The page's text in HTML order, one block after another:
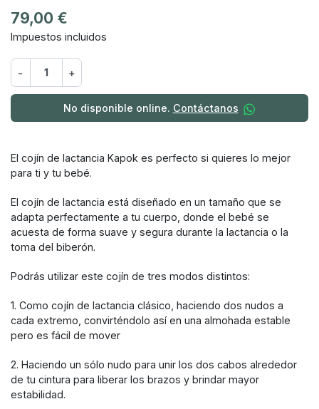
79,00 €
Impuestos incluidos
- +
No disponible online. Contáctanos
El cojín de lactancia Kapok es perfecto si quieres lo mejor
para ti y tu bebé.
El cojín de lactancia está diseñado en un tamaño que se
adapta perfectamente a tu cuerpo, donde el bebé se
acuesta de forma suave y segura durante la lactancia o la
toma del biberón.
Podrás utilizar este cojín de tres modos distintos:
1. Como cojín de lactancia clásico, haciendo dos nudos a
cada extremo, convirténdolo así en una almohada estable
pero es fácil de mover
2. Haciendo un sólo nudo para unir los dos cabos alrededor
de tu cintura para liberar los brazos y brindar mayor
estabilidad.